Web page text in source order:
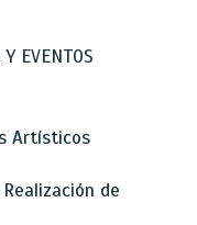
EVENTOS
Artísticos
de